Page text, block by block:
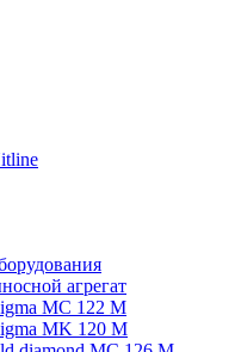
агрегат
MC 122 M
MK 120 M